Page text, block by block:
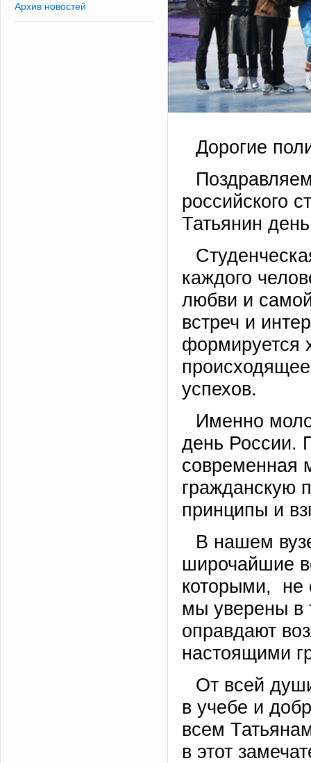
Архив новостей
Дорогие
российского
Татьянин
каждого
любви и
встреч и
формируется
успехов.
Именно
день России.
современная
гражданскую
принципы и
В нашем
широчайшие
которыми, не
мы уверены в
оправдают
настоящими
От всей
в учебе и
всем
в этот